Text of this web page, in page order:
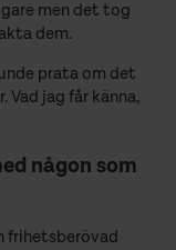
men det tog
dem.
prata om det
Vad jag får känna,
någon som
frihetsberövad